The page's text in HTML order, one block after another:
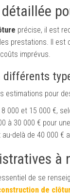
précise, il est
prestations. Il est
imprévus.
différents
estimations pour
000 et 15 000 €,
à 30 000 € pour
au-delà de 40 000 €
à
de se
de